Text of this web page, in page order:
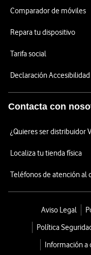
Comparador de móviles
Repara tu dispositivo
Tarifa social
Declaración Accesibilidad
Contacta con
¿Quieres ser distribuidor
Localiza tu tienda física
Teléfonos de atención al
Aviso Legal
Política
Información a